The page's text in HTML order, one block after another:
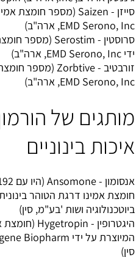
EMD Serono, Inc, ארה"ב)
ידי EMD Serono, Inc, ארה"ב)
EMD Serono, Inc, ארה"ב)
מותגים של
איכות בינוניים
ביוטכנולוגיה ושות 'בע"מ, סין)
סין)